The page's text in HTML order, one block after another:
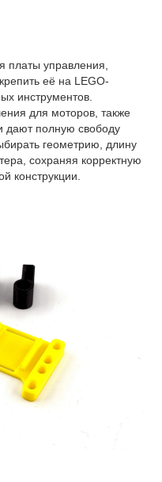
платы управления,
её на LEGO-
инструментов.
для моторов, также
дают полную свободу
геометрию, длину
сохраняя корректную
конструкции.